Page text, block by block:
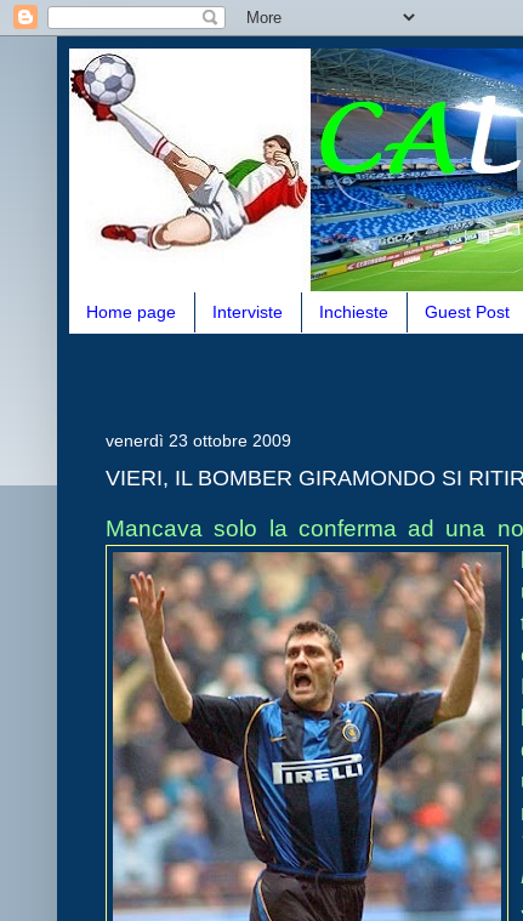
Home page Interviste Inchieste Guest Post
venerdì 23 ottobre 2009
VIERI, IL BOMBER GIRAMONDO SI
Mancava solo la conferma ad una